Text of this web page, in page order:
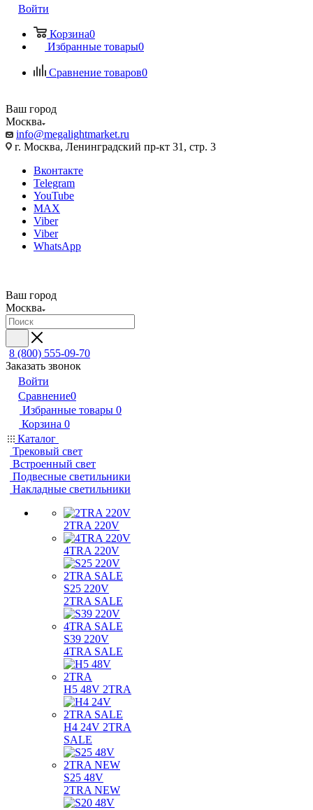
Войти
Корзина0
Избранные товары0
Сравнение товаров0
Ваш город
Москва
info@megalightmarket.ru
г. Москва, Ленинградский пр-кт 31, стр. 3
Вконтакте
Telegram
YouTube
MAX
Viber
Viber
WhatsApp
Ваш город
Москва
8 (800) 555-09-70
Заказать звонок
Войти
Сравнение0
Избранные товары 0
Корзина 0
Каталог
Трековый свет
Встроенный свет
Подвесные светильники
Накладные светильники
2TRA 220V
4TRA 220V
S25 220V
2TRA SALE
S39 220V
4TRA SALE
H5 48V 2TRA
H4 24V 2TRA
SALE
S25 48V
2TRA NEW